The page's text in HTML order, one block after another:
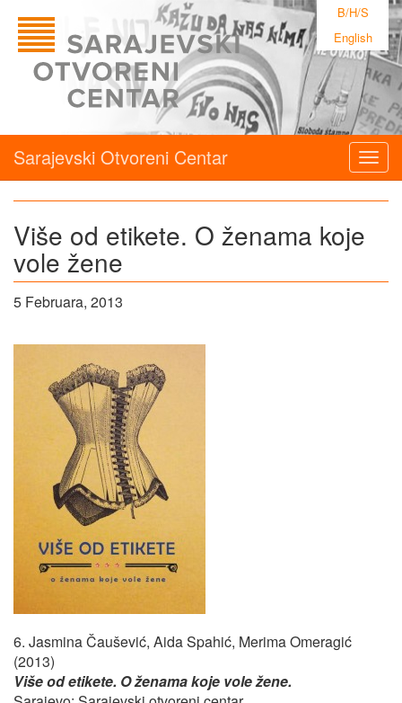
B/H/S
English
Sarajevski Otvoreni Centar
Više od etikete. O ženama koje
vole žene
5 Februara, 2013
6. Jasmina Čaušević, Aida Spahić, Merima Omeragić
(2013)
Više od etikete. O ženama koje vole žene.